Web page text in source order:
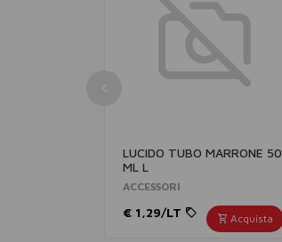
LUCIDO TUBO MARRONE 50
ML L
ACCESSORI
Acquista
€ 1,29/LT